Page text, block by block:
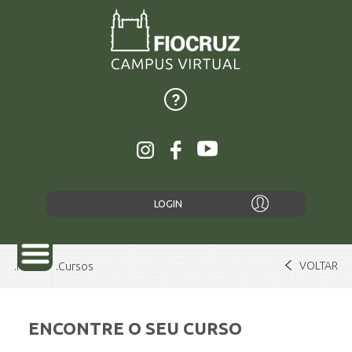
LOGIN
SOBRE
Home Cursos VOLTAR
ENCONTRE O SEU CURSO